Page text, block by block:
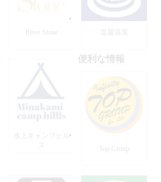
River Stone 塩屋温泉
水上キャンプヒル
便利な情報
Top Group